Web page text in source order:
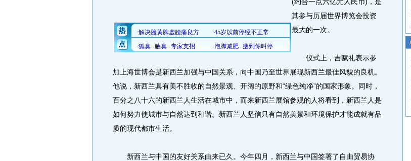
其参与历届世界博览会投资
最大的一次。
仪式上，吉赋礼表示参
加上海世博会是新西兰加强与中国关系，向中国乃至世界展现新西兰最佳风貌的良机。
他说，新西兰具有美不胜收的自然景观、开阔的原野和“绿色纯净”的国家形象。同时，
百分之八十六的新西兰人生活在城市中，而来新西兰展馆参观的人将看到，新西兰人是
如何努力使城市与自然达到和谐。新西兰人坚信只有自然美景和环境保护才能成就有品
质的现代都市生活。
新西兰与中国的友好关系由来已久。今年四月，新西兰与中国签署了自由贸易协